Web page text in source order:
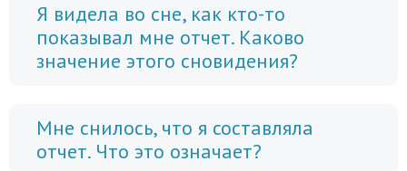
Я видела во сне, как кто-то
показывал мне отчет. Каково
значение этого сновидения?
Мне снилось, что я составляла
отчет. Что это означает?